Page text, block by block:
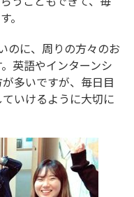
。
のに、周りの方々のお
英語やインターンシ
多いですが、毎日目
いけるように大切に